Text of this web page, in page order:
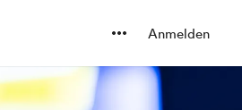
Anmelden